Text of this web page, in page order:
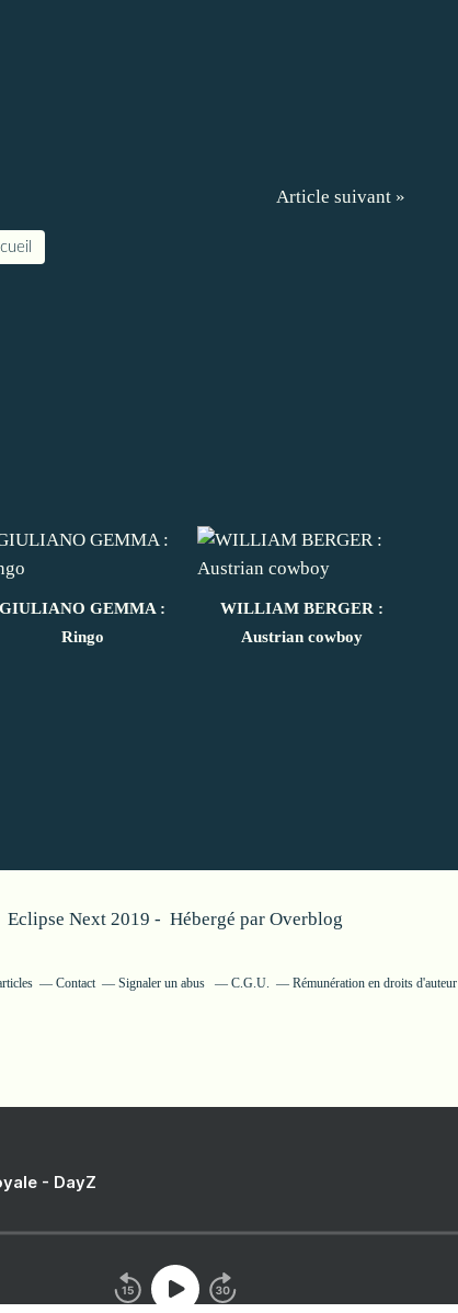
Article suivant »
GIULIANO GEMMA :
Ringo
WILLIAM BERGER :
Austrian cowboy
Eclipse Next 2019 - Hébergé par Overblog
Contact Signaler un abus C.G.U. Rémunération en droits d'auteur
- DayZ